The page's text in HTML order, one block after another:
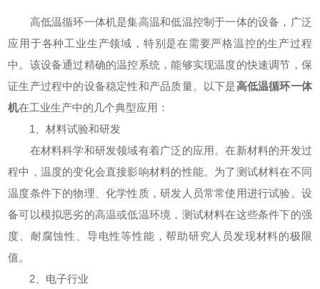
高低温循环一体机是集高温和低温控制于一体的设备，广泛
应用于各种工业生产领域，特别是在需要严格温控的生产过程
中。该设备通过精确的温控系统，能够实现温度的快速调节，保
证生产过程中的设备稳定性和产品质量。以下是高低温循环一体
机在工业生产中的几个典型应用：
1、材料试验和研发
在材料科学和研发领域有着广泛的应用。在新材料的开发过
程中，温度的变化会直接影响材料的性能。为了测试材料在不同
温度条件下的物理、化学性质，研发人员常常使用进行试验。设
备可以模拟恶劣的高温或低温环境，测试材料在这些条件下的强
度、耐腐蚀性、导电性等性能，帮助研究人员发现材料的极限
值。
2、电子行业